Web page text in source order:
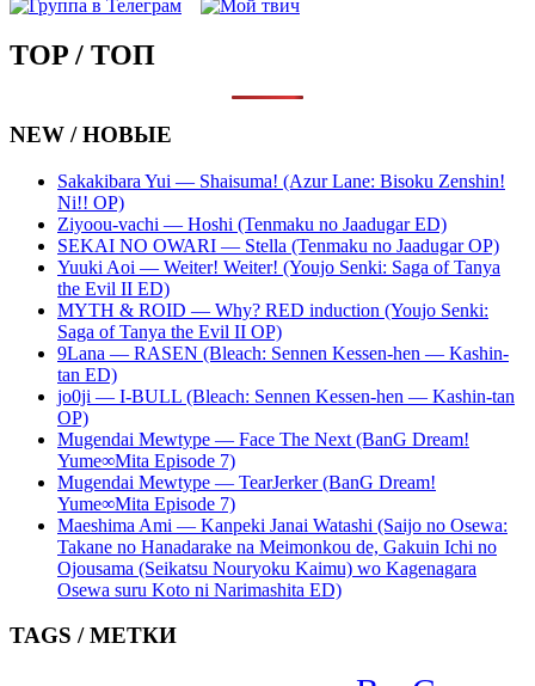
TOP / ТОП
NEW / НОВЫЕ
Sakakibara Yui — Shaisuma! (Azur Lane: Bisoku Zenshin!
Ni!! OP)
Ziyoou-vachi — Hoshi (Tenmaku no Jaadugar ED)
SEKAI NO OWARI — Stella (Tenmaku no Jaadugar OP)
Yuuki Aoi — Weiter! Weiter! (Youjo Senki: Saga of Tanya
the Evil II ED)
MYTH & ROID — Why? RED induction (Youjo Senki:
Saga of Tanya the Evil II OP)
9Lana — RASEN (Bleach: Sennen Kessen-hen — Kashin-
tan ED)
jo0ji — I-BULL (Bleach: Sennen Kessen-hen — Kashin-tan
OP)
Mugendai Mewtype — Face The Next (BanG Dream!
Yume∞Mita Episode 7)
Mugendai Mewtype — TearJerker (BanG Dream!
Yume∞Mita Episode 7)
Maeshima Ami — Kanpeki Janai Watashi (Saijo no Osewa:
Takane no Hanadarake na Meimonkou de, Gakuin Ichi no
Ojousama (Seikatsu Nouryoku Kaimu) wo Kagenagara
Osewa suru Koto ni Narimashita ED)
TAGS / МЕТКИ